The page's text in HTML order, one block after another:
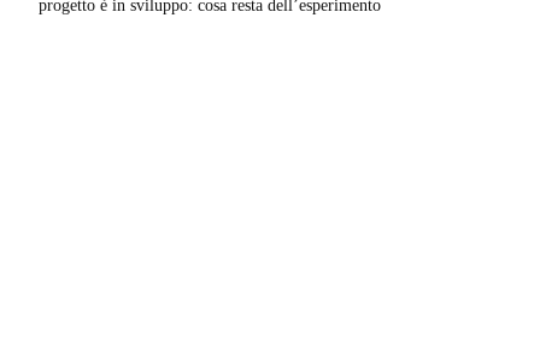
progetto è in sviluppo: cosa resta dell’esperimento